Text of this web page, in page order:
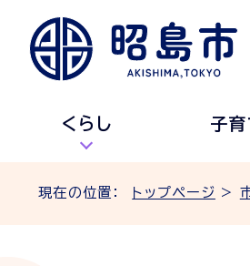
くらし 子育
現在の位置： トップページ >